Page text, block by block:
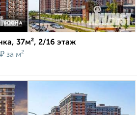
37м², 2/16 этаж
₽ за м²